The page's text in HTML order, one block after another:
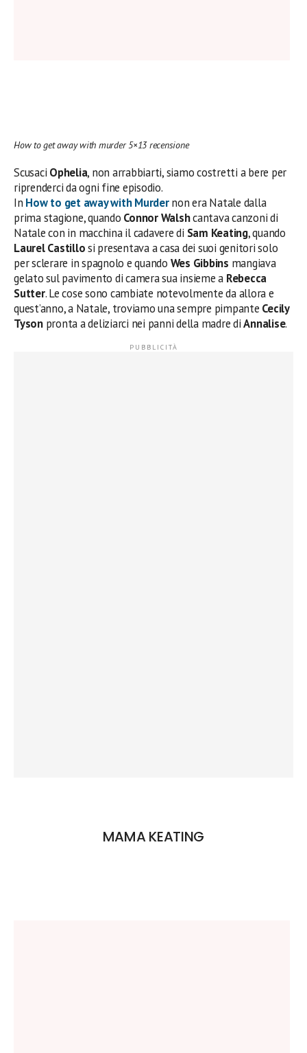
How to get away with murder 5×13 recensione
Scusaci Ophelia, non arrabbiarti, siamo costretti a bere per
riprenderci da ogni fine episodio.
In How to get away with Murdernon era Natale dalla
prima stagione, quando Connor Walshcantava canzoni di
Natale con in macchina il cadavere di Sam Keating, quando
Laurel Castillosi presentava a casa dei suoi genitori solo
per sclerare in spagnolo e quando Wes Gibbins mangiava
gelato sul pavimento di camera sua insieme a Rebecca
Sutter. Le cose sono cambiate notevolmente da allora e
quest’anno, a Natale, troviamo una sempre pimpante Cecily
Tysonpronta a deliziarci nei panni della madre diAnnalise.
MAMA KEATING